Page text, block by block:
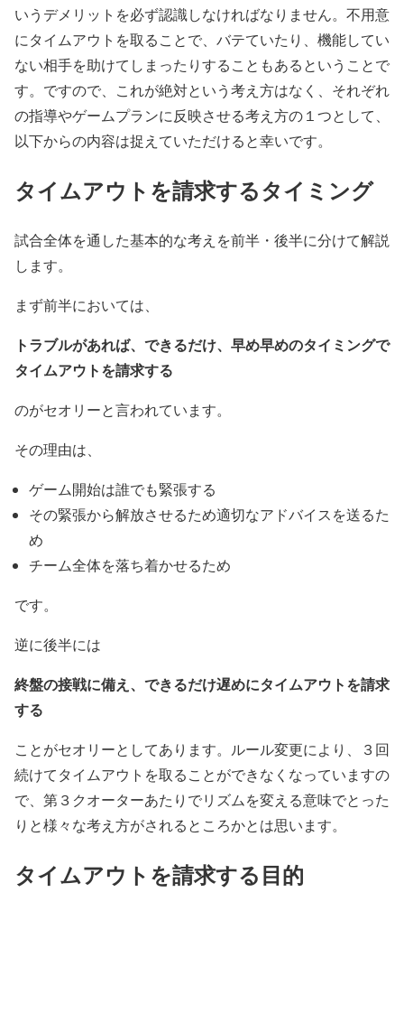
いうデメリット を必ず認識しなければなりません。不用意
にタイムアウトを取ることで、バテていたり、機能してい
ない相手を助けてしまったりすることもあるということで
す。ですので、これが絶対という考え方はなく、それぞれ
の指導やゲームプランに反映させる考え方の１つとして、
以下からの内容は捉えていただけると幸いです。
タイムアウトを請求するタイミング
試合全体を通した基本的な考えを前半・後半に分けて解説
します。
まず前半においては、
トラブルがあれば、できるだけ、早め早めのタイミングで
タイムアウトを請求する
のがセオリーと言われています。
その理由は、
ゲーム開始は誰でも緊張する
その緊張から解放させるため適切なアドバイスを送るた
め
チーム全体を落ち着かせるため
です。
逆に後半には
終盤の接戦に備え、できるだけ遅めにタイムアウトを請求
する
ことがセオリーとしてあります。ルール変更により、３回
続けてタイムアウトを取ることができなくなっていますの
で、第３クオーターあたりでリズムを変える意味でとった
りと様々な考え方がされるところかとは思います。
タイムアウトを請求する目的